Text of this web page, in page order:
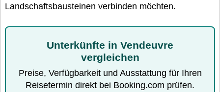
Landschaftsbausteinen verbinden möchten.
Unterkünfte in Vendeuvre
vergleichen
Preise, Verfügbarkeit und Ausstattung für Ihren
Reisetermin direkt bei Booking.com prüfen.